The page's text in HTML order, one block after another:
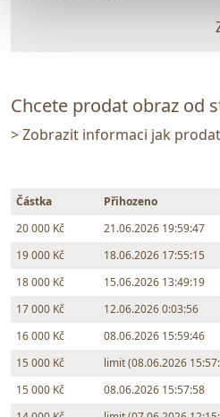
Chcete prodat obraz od
> Zobrazit informaci jak
Částka Přihozeno
20 000 Kč
21.06.2026 19:59:47
19 000 Kč
18.06.2026 17:55:15
18 000 Kč
15.06.2026 13:49:19
17 000 Kč
12.06.2026 0:03:56
16 000 Kč
08.06.2026 15:59:46
15 000 Kč
limit (08.06.2026
15 000 Kč
08.06.2026 15:57:58